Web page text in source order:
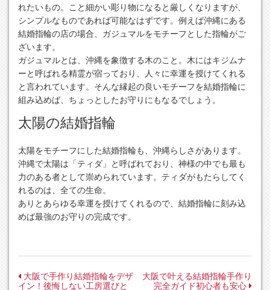
れたいもの。こと細かい彫り物になると厳しくなりますが、
シンプルなものであれば可能なはずです。例えば沖縄にある
結婚指輪の店の場合、ガジュマルをモチーフとした指輪がご
ざいます。
ガジュマルとは、沖縄を象徴する木のこと。木にはキジムナ
ーと呼ばれる精霊が宿っており、人々に幸運を授けてくれる
と言われています。そんな縁起の良いモチーフを結婚指輪に
組み込めば、ちょっとしたお守りにもなるでしょう。
太陽の結婚指輪
太陽をモチーフにした結婚指輪も、沖縄らしさがあります。
沖縄で太陽は「ティダ」と呼ばれており、神様の中でも最も
力のある者として崇められています。ティダがもたらしてく
れるのは、全ての生命。
ありとあらゆる幸運を授けてくれるので、結婚指輪に刻み込
めば最強のお守りの完成です。
投
大阪で手作り結婚指輪をデザ
イン！後悔しない工房選びと
大阪で叶える結婚指輪手作り
完全ガイド初心者も安心